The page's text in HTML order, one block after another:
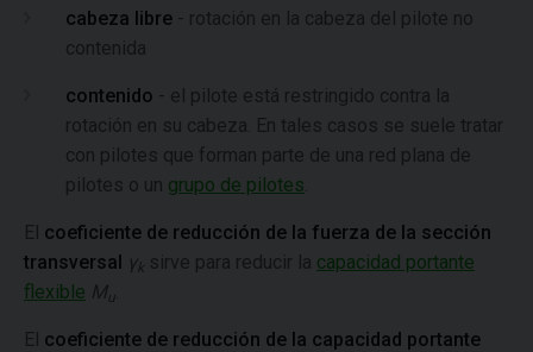
cabeza libre - rotación en la cabeza del pilote no
contenida
contenido - el pilote está restringido contra la
rotación en su cabeza. En tales casos se suele tratar
con pilotes que forman parte de una red plana de
pilotes o un grupo de pilotes
El coeficiente de reducción de la fuerza de la sección
transversal γk sirve para reducir la capacidad portante
flexible Mu
El coeficiente de reducción de la capacidad portante